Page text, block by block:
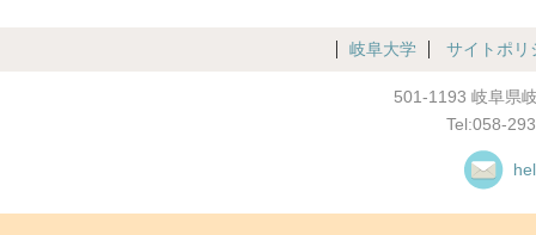
岐阜大学 サイトポリ
501-1193 岐阜県
Tel:058-